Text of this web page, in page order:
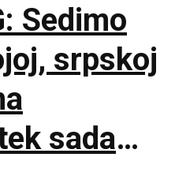
Sedimo
srpskoj
sada